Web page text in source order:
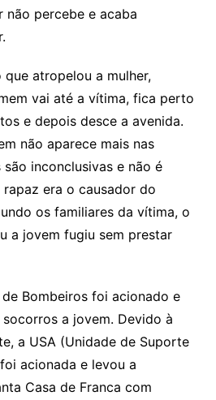
não percebe e acaba
atropelou a mulher,
vai até a vítima, fica perto
e depois desce a avenida.
não aparece mais nas
são inconclusivas e não é
era o causador do
os familiares da vítima, o
a jovem fugiu sem prestar
Bombeiros foi acionado e
a jovem. Devido à
a USA (Unidade de Suporte
acionada e levou a
Casa de Franca com